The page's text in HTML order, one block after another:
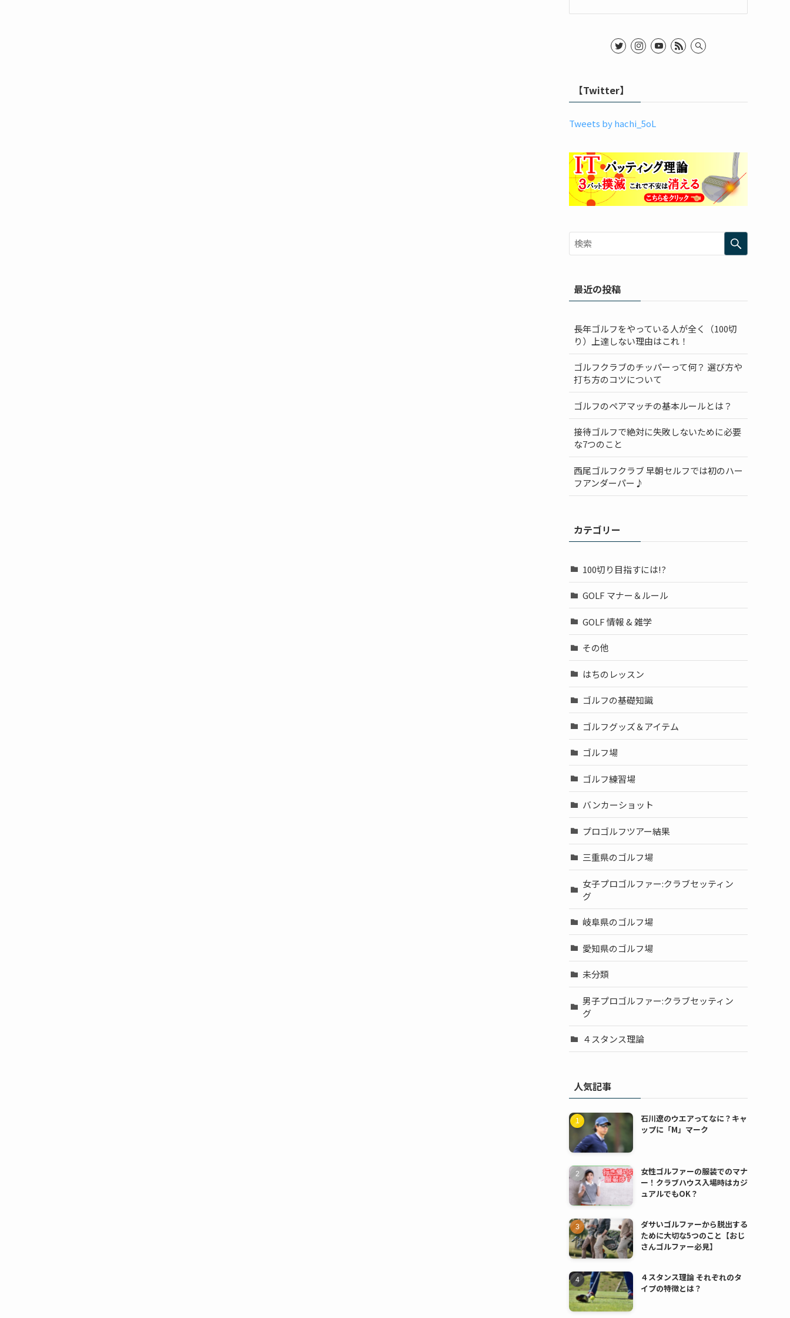
【Twitter】
Tweets by hachi_5oL
最近の投稿
長年ゴルフをやっている人が全く（100切
り）上達しない理由はこれ！
ゴルフクラブのチッパーって何？ 選び方や
打ち方のコツについて
ゴルフのペアマッチの基本ルールとは？
接待ゴルフで絶対に失敗しないために必要
な7つのこと
西尾ゴルフクラブ 早朝セルフでは初のハー
フアンダーパー♪
カテゴリー
100切り目指すには!?
GOLF マナー＆ルール
GOLF 情報 & 雑学
その他
はちのレッスン
ゴルフの基礎知識
ゴルフグッズ＆アイテム
ゴルフ場
ゴルフ練習場
バンカーショット
プロゴルフツアー結果
三重県のゴルフ場
女子プロゴルファー:クラブセッティン
グ
岐阜県のゴルフ場
愛知県のゴルフ場
未分類
男子プロゴルファー:クラブセッティン
グ
４スタンス理論
人気記事
石川遼のウエアってなに？キャ
ップに「M」マーク
女性ゴルファーの服装でのマナ
ー！クラブハウス入場時はカジ
ュアルでもOK？
ダサいゴルファーから脱出する
ために大切な5つのこと【おじ
さんゴルファー必見】
４スタンス理論 それぞれのタ
イプの特徴とは？